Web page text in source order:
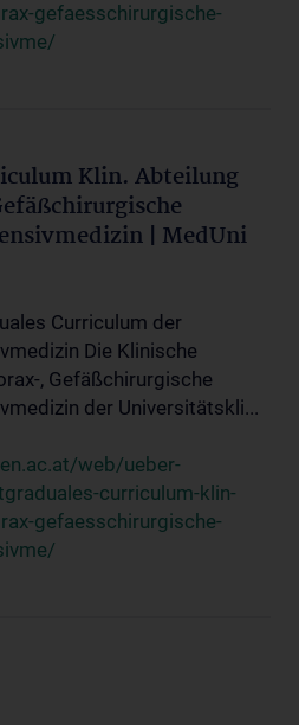
gefaesschirurgische-
Klin. Abteilung
| MedUni
Curriculum der
Die Klinische
, Gefäßchirurgische
der Universitätskli...
web/ueber-
curriculum-klin-
gefaesschirurgische-